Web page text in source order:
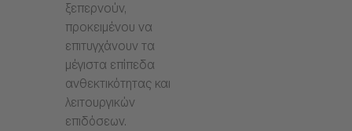
ξεπερνούν,
προκειμένου να
επιτυγχάνουν τα
μέγιστα επίπεδα
ανθεκτικότητας και
λειτουργικών
επιδόσεων.